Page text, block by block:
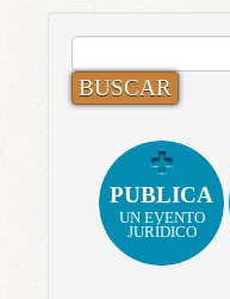
BUSCAR:
PUBLICA
UN EVENTO
JURÍDICO